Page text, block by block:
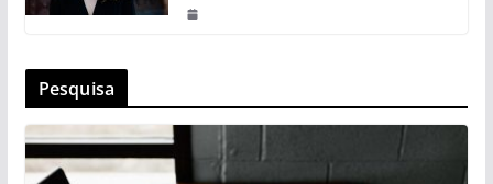
Pesquisa